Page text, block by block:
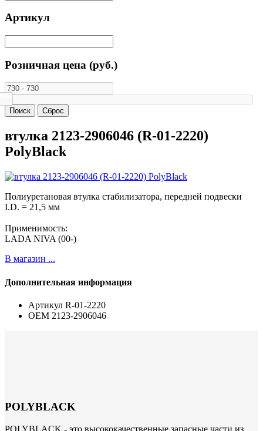
Артикул
Розничная цена (руб.)
втулка 2123-2906046 (R-01-2220)
PolyBlack
Полиуретановая втулка стабилизатора, передней подвески
I.D. = 21,5 мм
Применимость:
LADA NIVA (00-)
В магазин ...
Дополнительная информация
Артикул R-01-2220
ОЕМ 2123-2906046
POLYBLACK